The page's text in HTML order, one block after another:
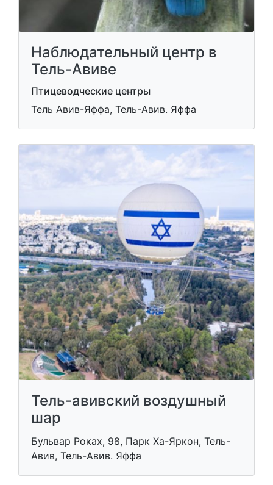
Наблюдательный центр в
Тель-Авиве
Птицеводческие центры
Тель Авив-Яффа, Тель-Авив. Яффа
Тель-авивский воздушный
шар
Бульвар Роках, 98, Парк Ха-Яркон, Тель-
Авив, Тель-Авив. Яффа